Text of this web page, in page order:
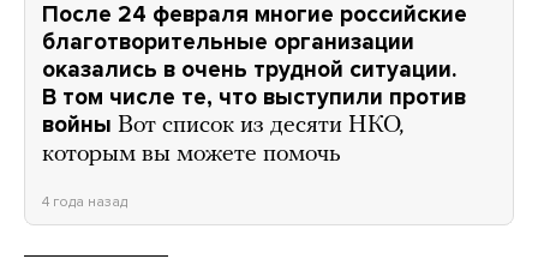
После 24 февраля многие российские
благотворительные организации
оказались в очень трудной ситуации.
В том числе те, что выступили против
войны Вот список из десяти НКО,
которым вы можете помочь
4 года назад